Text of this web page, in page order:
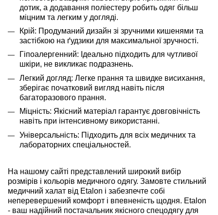
дотик, а додавання поліестеру робить одяг більш
міцним та легким у догляді.
Крій: Продуманий дизайн зі зручними кишенями та
застібкою на ґудзики для максимальної зручності.
Гіпоалергенний: Ідеально підходить для чутливої
шкіри, не викликає подразнень.
Легкий догляд: Легке прання та швидке висихання,
зберігає початковий вигляд навіть після
багаторазового прання.
Міцність: Якісний матеріал гарантує довговічність
навіть при інтенсивному використанні.
Універсальність: Підходить для всіх медичних та
лабораторних спеціальностей.
На нашому сайті представлений широкий вибір
розмірів і кольорів медичного одягу. Замовте стильний
медичний халат від Etalon і забезпечте собі
неперевершений комфорт і впевненість щодня. Etalon
- ваш надійний постачальник якісного спецодягу для